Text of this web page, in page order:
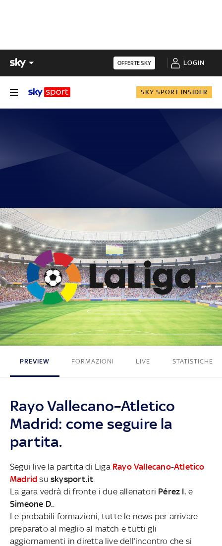
OFFERTE SKY LOGIN
SKY SPORT INSIDER
3 - 0
PREVIEW FORMAZIONI LIVE STATISTICHE
Rayo Vallecano–Atletico
Madrid: come seguire la
partita.
Segui live la partita di Liga Rayo Vallecano-Atletico
Madrid suskysport.it
La gara vedrà di fronte i due allenatori Pérez I. e
Simeone D.
Le probabili formazioni, tutte le news per arrivare
preparato al meglio al match e tutti gli
aggiornamenti in diretta live dell’incontro che si